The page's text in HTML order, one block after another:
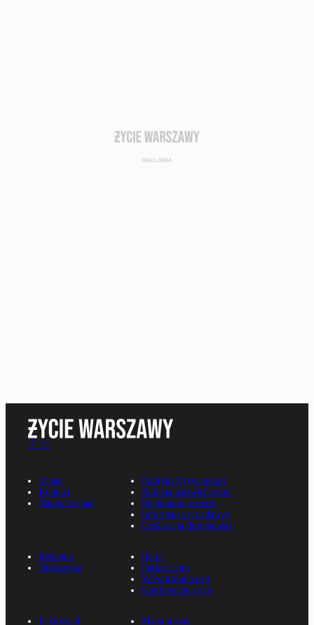
O nas
Kontakt
Napisz do nas
Polityka Prywatności
Zmiana ustawień zgód
Regulamin serwisu
Informacje o nadawcy
Deklaracja dostępności
Reklama
Ogłoszenia
Rp.pl
Parkiet.com
Wiescirolnicze.pl
Konferencje.rp.pl
E-kiosk.pl Mapa strony